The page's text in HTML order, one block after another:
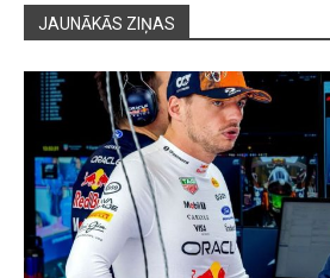
JAUNĀKĀS ZIŅAS